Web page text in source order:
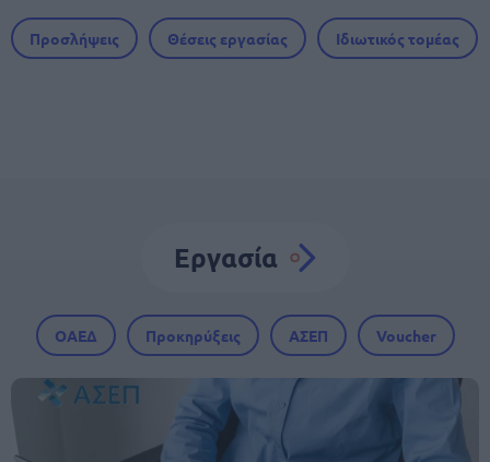
Προσλήψεις Θέσεις εργασίας Ιδιωτικός τομέας
Εργασία
ΟΑΕΔ Προκηρύξεις ΑΣΕΠ Voucher